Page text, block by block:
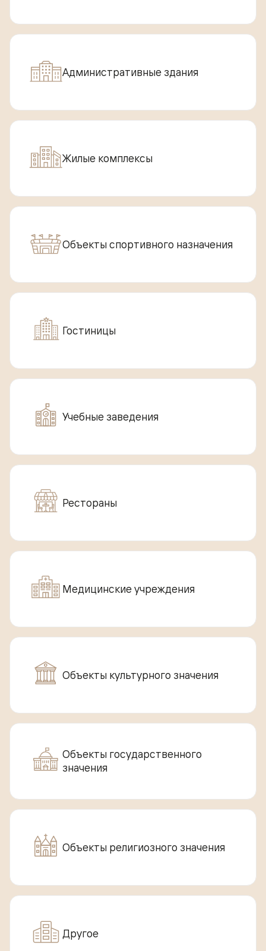
Административные здания
Жилые комплексы
Объекты спортивного назначения
Гостиницы
Учебные заведения
Рестораны
Медицинские учреждения
Объекты культурного значения
Объекты государственного
значения
Объекты религиозного значения
Другое